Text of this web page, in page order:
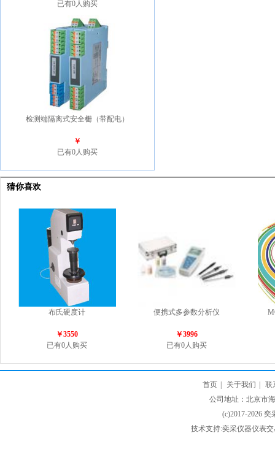
已有0人购买
检测端隔离式安全栅（带配电）
￥
已有0人购买
猜你喜欢
布氏硬度计
￥3550
已有0人购买
便携式多参数分析仪
￥3996
已有0人购买
首页 关于我们
联
公司地址：北京市
(c)2017-2026
技术支持:奕采仪器仪表